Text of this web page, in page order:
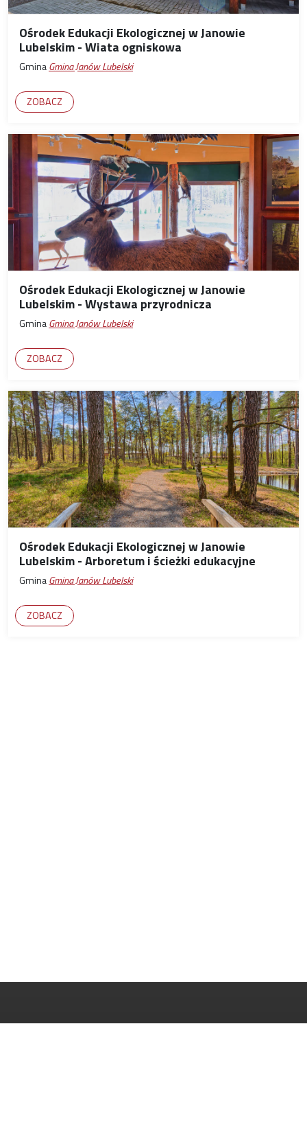
Ośrodek Edukacji Ekologicznej w Janowie
Lubelskim - Wiata ogniskowa
GminaGmina Janów Lubelski
ZOBACZ
Ośrodek Edukacji Ekologicznej w Janowie
Lubelskim - Wystawa przyrodnicza
GminaGmina Janów Lubelski
ZOBACZ
Ośrodek Edukacji Ekologicznej w Janowie
Lubelskim - Arboretum i ścieżki edukacyjne
GminaGmina Janów Lubelski
ZOBACZ